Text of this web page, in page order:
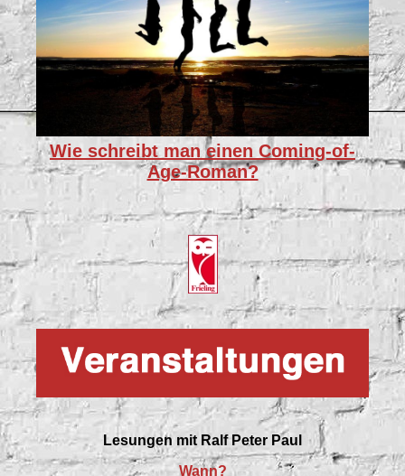
Wie schreibt man einen Coming-of-
Age-Roman?
Lesungen mit Ralf Peter Paul
Wann?